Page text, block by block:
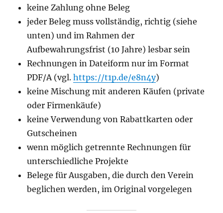
keine Zahlung ohne Beleg
jeder Beleg muss vollständig, richtig (siehe
unten) und im Rahmen der
Aufbewahrungsfrist (10 Jahre) lesbar sein
Rechnungen in Dateiform nur im Format
PDF/A (vgl.https://t1p.de/e8n4y)
keine Mischung mit anderen Käufen (private
oder Firmenkäufe)
keine Verwendung von Rabattkarten oder
Gutscheinen
wenn möglich getrennte Rechnungen für
unterschiedliche Projekte
Belege für Ausgaben, die durch den Verein
beglichen werden, im Original vorgelegen